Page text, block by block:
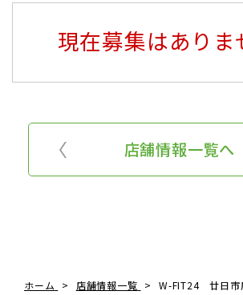
現在募集はありま
店舗情報一覧へ
ホーム 店舗情報一覧 W-FIT24 廿日市